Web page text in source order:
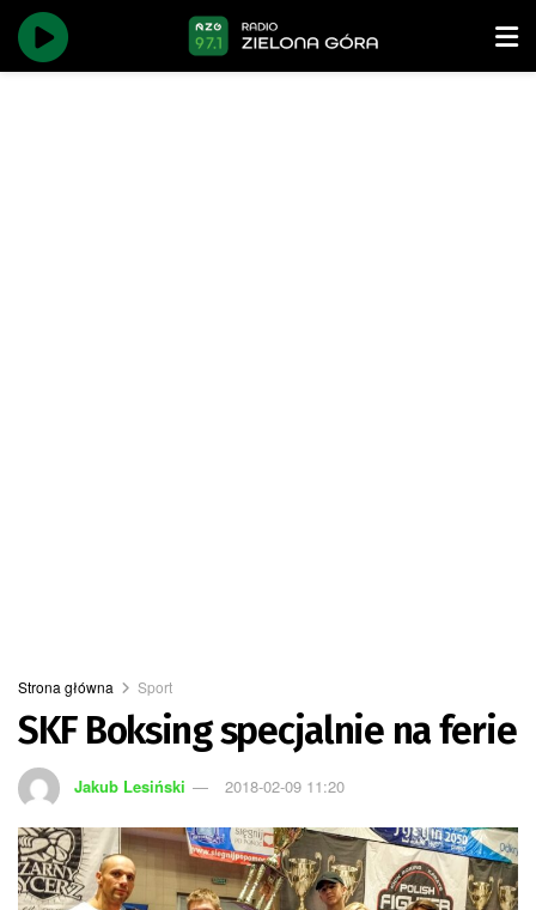
Strona główna Sport
SKF Boksing specjalnie na ferie
Jakub Lesiński 2018-02-09 11:20